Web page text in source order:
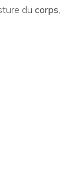
du corps,